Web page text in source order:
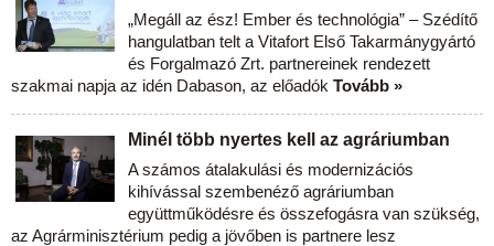
„Megáll az ész! Ember és technológia” – Szédítő
hangulatban telt a Vitafort Első Takarmánygyártó
és Forgalmazó Zrt. partnereinek rendezett
szakmai napja az idén Dabason, az előadók Tovább »
Minél több nyertes kell az agráriumban
A számos átalakulási és modernizációs
kihívással szembenéző agráriumban
együttműködésre és összefogásra van szükség,
az Agrárminisztérium pedig a jövőben is partnere lesz